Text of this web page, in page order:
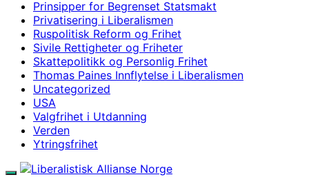
Prinsipper for Begrenset Statsmakt
Privatisering i Liberalismen
Ruspolitisk Reform og Frihet
Sivile Rettigheter og Friheter
Skattepolitikk og Personlig Frihet
Thomas Paines Innflytelse i Liberalismen
Uncategorized
USA
Valgfrihet i Utdanning
Verden
Ytringsfrihet